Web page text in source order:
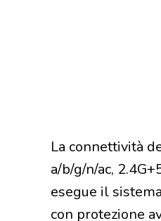
La connettività
a/b/g/n/ac,
esegue il
con protezione